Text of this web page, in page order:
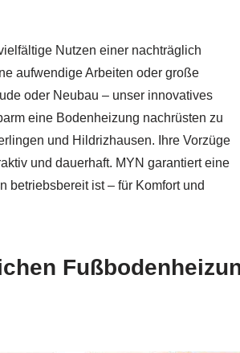
Nutzen einer nachträglich
aufwendige Arbeiten oder große
oder Neubau – unser innovatives
eine Bodenheizung nachrüsten zu
und Hildrizhausen. Ihre Vorzüge
und dauerhaft. MYN garantiert eine
betriebsbereit ist – für Komfort und